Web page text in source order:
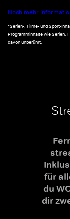
Noch mehr
*Serien-, Filme- und Sport-
Programminhalte wie Serien,
davon unberührt.
für
du
dir